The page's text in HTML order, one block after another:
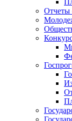
Отчеты